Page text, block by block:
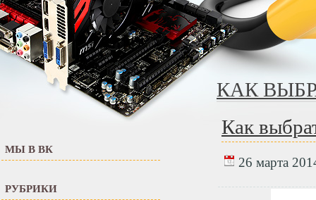
МЫ В ВК
РУБРИКИ
КАК
Как
26 марта